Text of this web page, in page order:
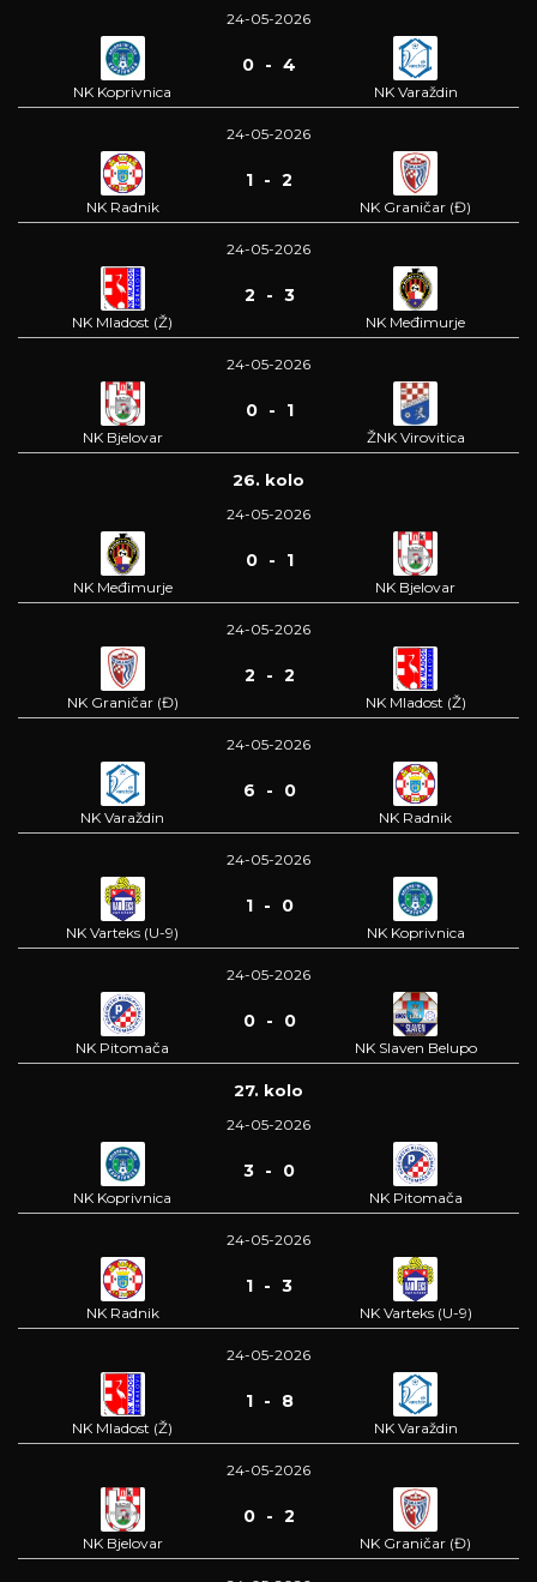
24-05-2026
NK Koprivnica
0 - 4
NK Varaždin
24-05-2026
NK Radnik
1 - 2
NK Graničar (Đ)
24-05-2026
NK Mladost (Ž)
2 - 3
NK Međimurje
24-05-2026
NK Bjelovar
0 - 1
ŽNK Virovitica
26. kolo
24-05-2026
NK Međimurje
0 - 1
NK Bjelovar
24-05-2026
NK Graničar (Đ)
2 - 2
NK Mladost (Ž)
24-05-2026
NK Varaždin
6 - 0
NK Radnik
24-05-2026
NK Varteks (U-9)
1 - 0
NK Koprivnica
24-05-2026
NK Pitomača
0 - 0
NK Slaven Belupo
27. kolo
24-05-2026
NK Koprivnica
3 - 0
NK Pitomača
24-05-2026
NK Radnik
1 - 3
NK Varteks (U-9)
24-05-2026
NK Mladost (Ž)
1 - 8
NK Varaždin
24-05-2026
NK Bjelovar
0 - 2
NK Graničar (Đ)